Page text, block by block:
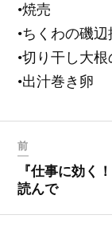
•焼売
•ちくわの磯
•切り干し大
•出汁巻き卵
前
『仕事に効く
読んで